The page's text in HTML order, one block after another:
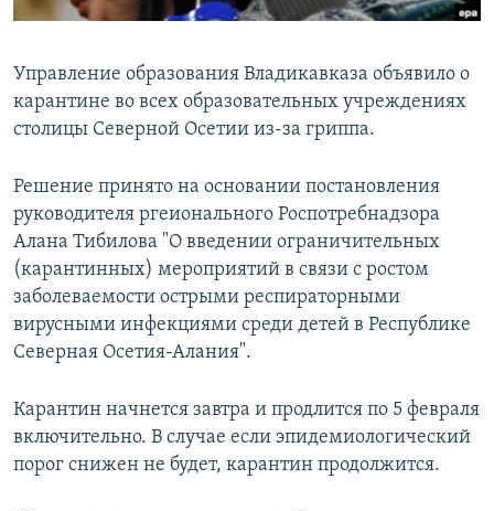
Все сайты РСЕ/РС
Управление образования Владикавказа объявило о
карантине во всех образовательных учреждениях
столицы Северной Осетии из-за гриппа.
Решение принято на основании постановления
руководителя ргеионального Роспотребнадзора
Алана Тибилова "О введении ограничительных
(карантинных) мероприятий в связи с ростом
заболеваемости острыми респираторными
вирусными инфекциями среди детей в Республике
Северная Осетия-Алания".
Карантин начнется завтра и продлится по 5 февраля
включительно. В случае если эпидемиологический
порог снижен не будет, карантин продолжится.